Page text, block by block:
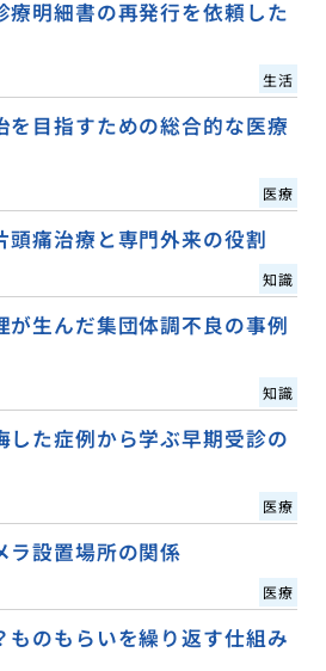
療明細書の再発行を依頼した
生活
を目指すための総合的な医療
医療
頭痛治療と専門外来の役割
知識
が生んだ集団体調不良の事例
知識
した症例から学ぶ早期受診の
医療
ラ設置場所の関係
医療
ものもらいを繰り返す仕組み